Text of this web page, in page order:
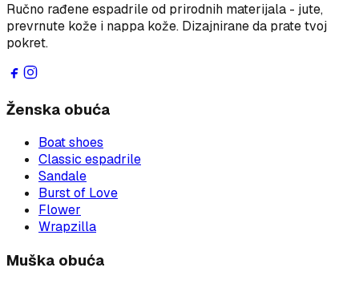
Ručno rađene espadrile od prirodnih materijala - jute,
prevrnute kože i nappa kože. Dizajnirane da prate tvoj
pokret.
Ženska obuća
Boat shoes
Classic espadrile
Sandale
Burst of Love
Flower
Wrapzilla
Muška obuća